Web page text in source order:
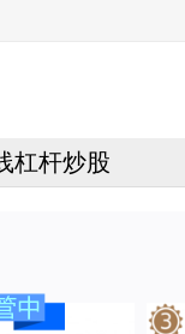
杠杆炒股